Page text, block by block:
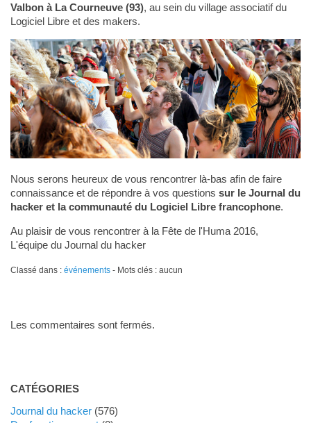
Valbon à La Courneuve (93), au sein du village associatif du
Logiciel Libre et des makers.
Nous serons heureux de vous rencontrer là-bas afin de faire
connaissance et de répondre à vos questions sur le Journal du
hacker et la communauté du Logiciel Libre francophone.
Au plaisir de vous rencontrer à la Fête de l'Huma 2016,
L'équipe du Journal du hacker
Classé dans : événements- Mots clés : aucun
Les commentaires sont fermés.
CATÉGORIES
Journal du hacker(576)